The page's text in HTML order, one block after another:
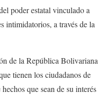
poder estatal vinculado a
intimidatorios, a través de la
de la República Bolivariana
tienen los ciudadanos de
que sean de su interés